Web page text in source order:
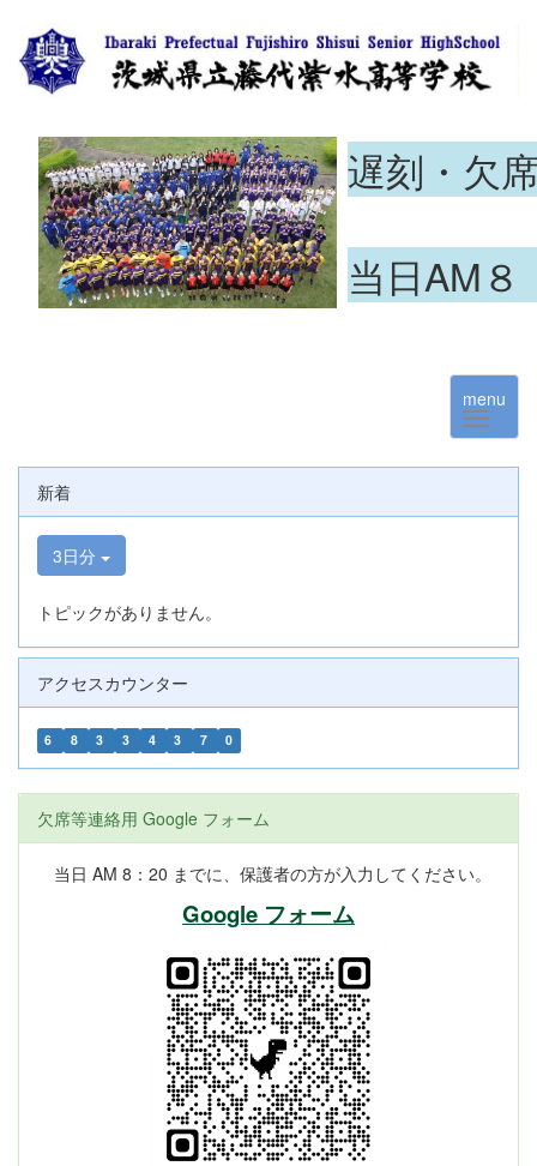
遅刻・欠
当日AM
menu
新着
3日分
トピックがありません。
アクセスカウンター
6 8 3 3 4 3 7 0
欠席等連絡用 Google フォーム
当日 AM 8：20 までに、保護者の方が入力してください。
Google フォーム